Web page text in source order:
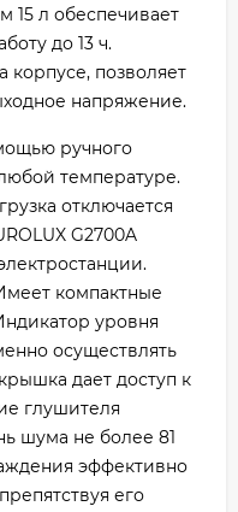
15 л обеспечивает
до 13 ч.
корпусе, позволяет
напряжение.
ручного
температуре.
отключается
G2700A
компактные
уровня
осуществлять
дает доступ к
глушителя
шума не более 81
эффективно
его